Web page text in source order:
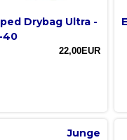
Drybag Ultra -
40
22,00EUR
Junge